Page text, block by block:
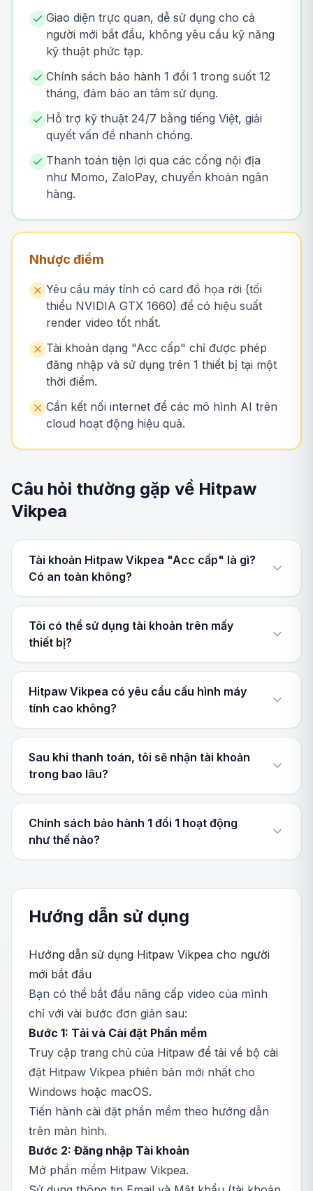
Giao diện trực quan, dễ sử dụng cho cả
người mới bắt đầu, không yêu cầu kỹ năng
kỹ thuật phức tạp.
Chính sách bảo hành 1 đổi 1 trong suốt 12
tháng, đảm bảo an tâm sử dụng.
Hỗ trợ kỹ thuật 24/7 bằng tiếng Việt, giải
quyết vấn đề nhanh chóng.
Thanh toán tiện lợi qua các cổng nội địa
như Momo, ZaloPay, chuyển khoản ngân
hàng.
Nhược điểm
Yêu cầu máy tính có card đồ họa rời (tối
thiểu NVIDIA GTX 1660) để có hiệu suất
render video tốt nhất.
Tài khoản dạng "Acc cấp" chỉ được phép
đăng nhập và sử dụng trên 1 thiết bị tại một
thời điểm.
Cần kết nối internet để các mô hình AI trên
cloud hoạt động hiệu quả.
Câu hỏi thường gặp về Hitpaw
Vikpea
Tài khoản Hitpaw Vikpea "Acc cấp" là gì?
Có an toàn không?
Tôi có thể sử dụng tài khoản trên mấy
thiết bị?
Hitpaw Vikpea có yêu cầu cấu hình máy
tính cao không?
Sau khi thanh toán, tôi sẽ nhận tài khoản
trong bao lâu?
Chính sách bảo hành 1 đổi 1 hoạt động
như thế nào?
Hướng dẫn sử dụng
Hướng dẫn sử dụng Hitpaw Vikpea cho người
mới bắt đầu
Bạn có thể bắt đầu nâng cấp video của mình
chỉ với vài bước đơn giản sau:
Bước 1: Tải và Cài đặt Phần mềm
Truy cập trang chủ của Hitpaw để tải về bộ cài
đặt Hitpaw Vikpea phiên bản mới nhất cho
Windows hoặc macOS.
Tiến hành cài đặt phần mềm theo hướng dẫn
trên màn hình.
Bước 2: Đăng nhập Tài khoản
Mở phần mềm Hitpaw Vikpea.